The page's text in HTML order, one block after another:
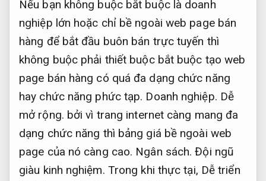
Nếu bạn không buộc bắt buộc là doanh
nghiệp lớn hoặc chỉ bề ngoài web page bán
hàng để bắt đầu buôn bán trực tuyến thì
không buộc phải thiết buộc bắt buộc tạo web
page bán hàng có quá đa dạng chức năng
hay chức năng phức tạp. Doanh nghiệp. Dễ
mở rộng. bởi vì trang internet càng mang đa
dạng chức năng thì bảng giá bề ngoài web
page của nó càng cao. Ngân sách. Đội ngũ
giàu kinh nghiệm. Trong khi thực tại, Dễ triển